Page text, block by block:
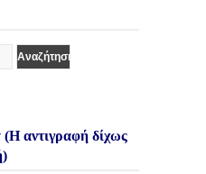
αντιγραφή δίχως